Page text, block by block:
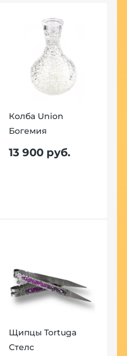
Колба Union
Богемия
13 900 руб.
Щипцы Tortuga
Стелс